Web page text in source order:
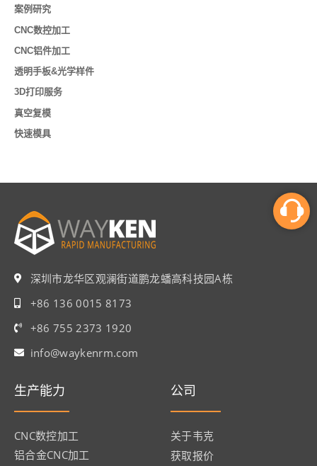
案例研究
CNC数控加工
CNC铝件加工
透明手板&光学样件
3D打印服务
真空复模
快速模具
深圳市龙华区观澜街道鹏龙蟠高科技园A栋
+86 136 0015 8173
+86 755 2373 1920
info@waykenrm.com​
生产能力
CNC数控加工
铝合金CNC加工
公司
关于韦克
获取报价